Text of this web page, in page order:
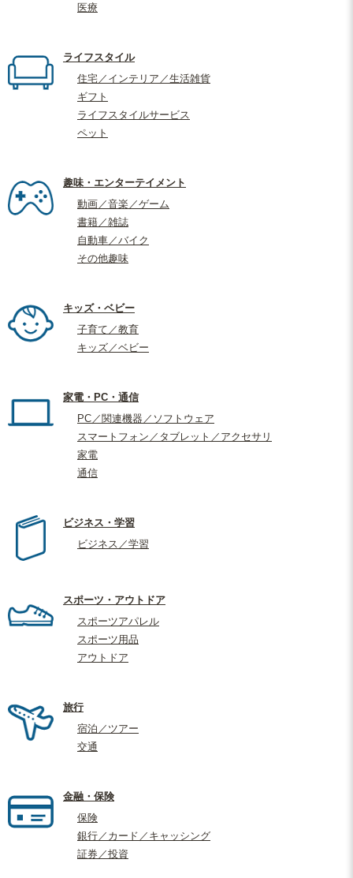
医療
ライフスタイル
住宅／インテリア／生活雑貨
ギフト
ライフスタイルサービス
ペット
趣味・エンターテイメント
動画／音楽／ゲーム
書籍／雑誌
自動車／バイク
その他趣味
キッズ・ベビー
子育て／教育
キッズ／ベビー
家電・PC・通信
PC／関連機器／ソフトウェア
スマートフォン／タブレット／アクセサリ
家電
通信
ビジネス・学習
ビジネス／学習
スポーツ・アウトドア
スポーツアパレル
スポーツ用品
アウトドア
旅行
宿泊／ツアー
交通
金融・保険
保険
銀行／カード／キャッシング
証券／投資